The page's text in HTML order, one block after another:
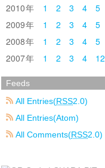
2010
1 2 3 4 5
2009
1 2 3 4 5
2008
1 2 3 4 5
2007
1 2 3 4 12
Feeds
All Entries(RSS2.0)
All Entries(Atom)
All Comments(RSS2.0)